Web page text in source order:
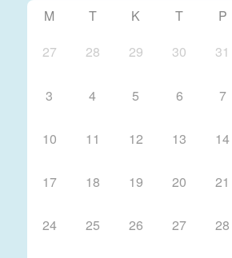
M T K T P
27
28 29 30 31
3 4 5 6 7
10 11 12 13 14
17 18 19 20 21
24 25 26 27 28